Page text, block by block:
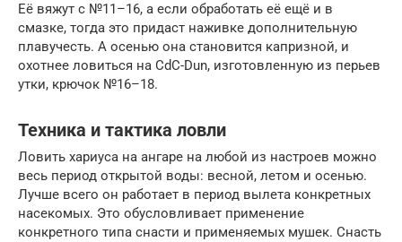
Её вяжут с №11–16, а если обработать её ещё и в
смазке, тогда это придаст наживке дополнительную
плавучесть. А осенью она становится капризной, и
охотнее ловиться на CdC-Dun, изготовленную из перьев
утки, крючок №16–18.
Техника и тактика ловли
Ловить хариуса на ангаре на любой из настроев можно
весь период открытой воды: весной, летом и осенью.
Лучше всего он работает в период вылета конкретных
насекомых. Это обусловливает применение
конкретного типа снасти и применяемых мушек. Снасть